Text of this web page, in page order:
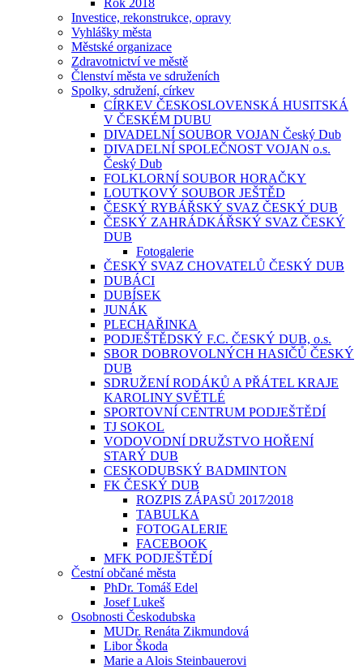
Rok 2018
Investice, rekonstrukce, opravy
Vyhlášky města
Městské organizace
Zdravotnictví ve městě
Členství města ve sdruženích
Spolky, sdružení, církev
CÍRKEV ČESKOSLOVENSKÁ HUSITSKÁ
V ČESKÉM DUBU
DIVADELNÍ SOUBOR VOJAN Český Dub
DIVADELNÍ SPOLEČNOST VOJAN o.s.
Český Dub
FOLKLORNÍ SOUBOR HORAČKY
LOUTKOVÝ SOUBOR JEŠTĚD
ČESKÝ RYBÁŘSKÝ SVAZ ČESKÝ DUB
ČESKÝ ZAHRÁDKÁŘSKÝ SVAZ ČESKÝ
DUB
Fotogalerie
ČESKÝ SVAZ CHOVATELŮ ČESKÝ DUB
DUBÁCI
DUBÍSEK
JUNÁK
PLECHAŘINKA
PODJEŠTĚDSKÝ F.C. ČESKÝ DUB, o.s.
SBOR DOBROVOLNÝCH HASIČŮ ČESKÝ
DUB
SDRUŽENÍ RODÁKŮ A PŘÁTEL KRAJE
KAROLINY SVĚTLÉ
SPORTOVNÍ CENTRUM PODJEŠTĚDÍ
TJ SOKOL
VODOVODNÍ DRUŽSTVO HOŘENÍ
STARÝ DUB
CESKODUBSKÝ BADMINTON
FK ČESKÝ DUB
ROZPIS ZÁPASŮ 2017⁄2018
TABULKA
FOTOGALERIE
FACEBOOK
MFK PODJEŠTĚDÍ
Čestní občané města
PhDr. Tomáš Edel
Josef Lukeš
Osobnosti Českodubska
MUDr. Renáta Zikmundová
Libor Škoda
Marie a Alois Steinbauerovi